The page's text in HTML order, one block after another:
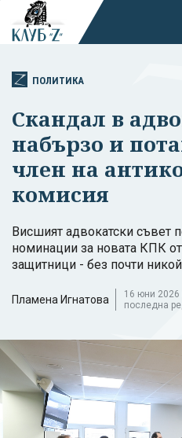
ПОЛИТИКА
Скандал в
набързо и
член на
комисия
Висшият адвокатски съвет
номинации за новата КПК
защитници - без почти
Пламена Игнатова
16 юни 2026
последна